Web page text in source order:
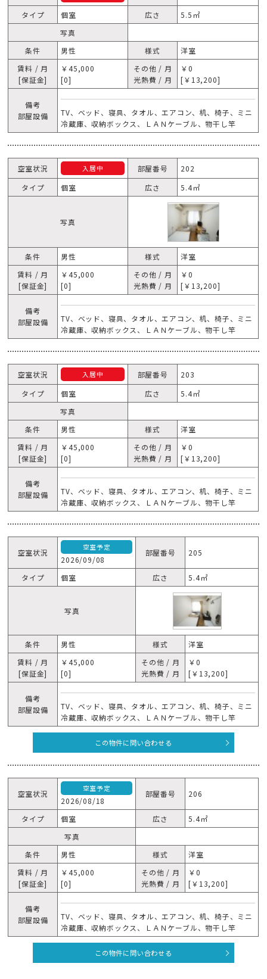
タイプ
個室 広さ
5.5㎡
写真
条件
男性 様式
洋室
賃料 / 月
[保証金]
￥45,000
[0]
その他 / 月
光熱費 / 月
￥0
[￥13,200]
備考
部屋設備
TV、ベッド、寝具、タオル、エアコン、机、椅子、ミニ
冷蔵庫、収納ボックス、ＬＡＮケーブル、物干し竿
空室状況 入居中 部屋番号
202
タイプ
個室 広さ 5.4㎡
写真
条件 男性 様式
洋室
賃料 / 月
[保証金]
￥45,000
[0]
その他 / 月
光熱費 / 月
￥0
[￥13,200]
備考
部屋設備
TV、ベッド、寝具、タオル、エアコン、机、椅子、ミニ
冷蔵庫、収納ボックス、ＬＡＮケーブル、物干し竿
空室状況 入居中 部屋番号
203
タイプ
個室 広さ
5.4㎡
写真
条件
男性 様式
洋室
賃料 / 月
[保証金]
￥45,000
[0]
その他 / 月
光熱費 / 月
￥0
[￥13,200]
備考
部屋設備
TV、ベッド、寝具、タオル、エアコン、机、椅子、ミニ
冷蔵庫、収納ボックス、ＬＡＮケーブル、物干し竿
空室状況
空室予定
2026/09/08
部屋番号 205
タイプ 個室 広さ 5.4㎡
写真
条件 男性 様式
洋室
賃料 / 月
[保証金]
￥45,000
[0]
その他 / 月
光熱費 / 月
￥0
[￥13,200]
備考
部屋設備
TV、ベッド、寝具、タオル、エアコン、机、椅子、ミニ
冷蔵庫、収納ボックス、ＬＡＮケーブル、物干し竿
この物件に問い合わせる
空室状況
空室予定
2026/08/18
部屋番号 206
タイプ 個室 広さ
5.4㎡
写真
条件
男性 様式
洋室
賃料 / 月
[保証金]
￥45,000
[0]
その他 / 月
光熱費 / 月
￥0
[￥13,200]
備考
部屋設備
TV、ベッド、寝具、タオル、エアコン、机、椅子、ミニ
冷蔵庫、収納ボックス、ＬＡＮケーブル、物干し竿
この物件に問い合わせる